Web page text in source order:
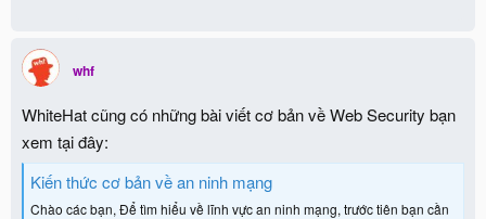
whf
WhiteHat cũng có những bài viết cơ bản về Web Security bạn
xem tại đây:
Kiến thức cơ bản về an ninh mạng
Chào các bạn, Để tìm hiểu về lĩnh vực an ninh mạng, trước tiên bạn cần